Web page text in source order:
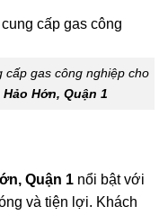
cấp gas công nghiệp cho
Hớn, Quận 1
Quận 1 nổi bật với
và tiện lợi. Khách